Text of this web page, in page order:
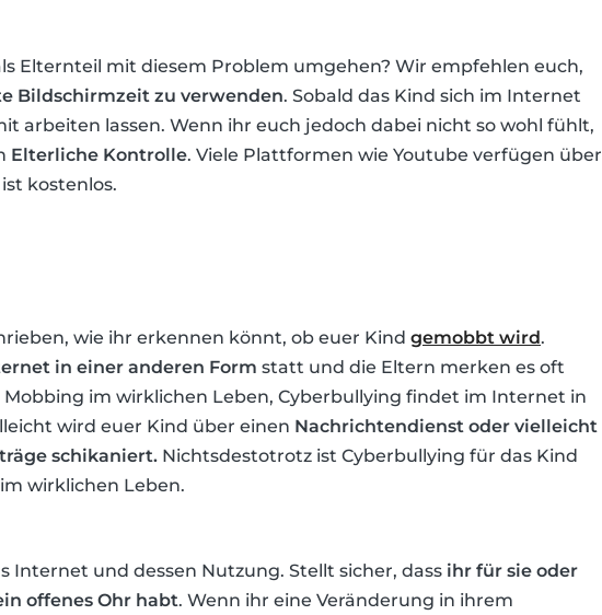
Elternteil mit diesem Problem umgehen? Wir empfehlen euch,
Bildschirmzeit zu verwenden. Sobald das Kind sich im Internet
arbeiten lassen. Wenn ihr euch jedoch dabei nicht so wohl fühlt,
Elterliche Kontrolle. Viele Plattformen wie Youtube verfügen über
kostenlos.
wie ihr erkennen könnt, ob euer Kind gemobbt wird.
in einer anderen Form statt und die Eltern merken es oft
im wirklichen Leben, Cyberbullying findet im Internet in
wird euer Kind über einen Nachrichtendienst oder vielleicht
schikaniert. Nichtsdestotrotz ist Cyberbullying für das Kind
wirklichen Leben.
Internet und dessen Nutzung. Stellt sicher, dass ihr für sie oder
offenes Ohr habt. Wenn ihr eine Veränderung in ihrem